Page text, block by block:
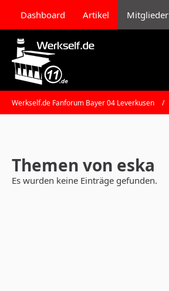
Dashboard Artikel Mitglieder
Werkself.de Fanforum Bayer 04 Leverkusen
Themen von eska
Es wurden keine Einträge gefunden.